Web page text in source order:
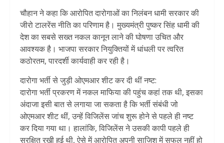
चौहान ने कहा कि आरोपित दारोगाओं का निलंबन धामी सरकार की
जीरो टालरेंस नीति का परिणाम है। मुख्यमंत्री पुष्कर सिंह धामी की
देश का सबसे सख्त नकल कानून लाने की घोषणा उचित और
आवश्यक है। भाजपा सरकार नियुक्तियों में धांधली पर त्वरित
कठोरतम, पारदर्शी कार्यवाही कर रही है।
दारोगा भर्ती से जुड़ी ओएमआर शीट कर दी थीं नष्ट:
दारोगा भर्ती प्रकरण में नकल माफिया की पहुंच कहां तक थी, इसका
अंदाजा इसी बात से लगाया जा सकता है कि भर्ती संबंधी जो
ओएमआर शीट थीं, उन्हें विजिलेंस जांच शुरू होने से पहले ही नष्ट
कर दिया गया था। हालांकि, विजिलेंस ने उसकी कापी पहले ही
सुरक्षित रखी हुई थी, ऐसे में आरोपित अपनी साजिश में सफल नहीं हो